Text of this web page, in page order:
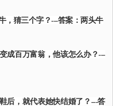
，猜三个字？---答案：两头牛
成百万富翁，他该怎么办？---
后，就代表她快结婚了？---答